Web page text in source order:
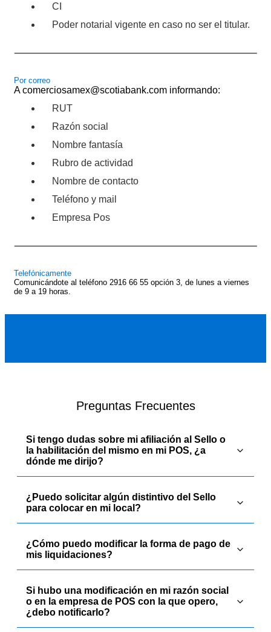
CI
Poder notarial vigente en caso no ser el titular.
Por correo
A comerciosamex@scotiabank.com informando:
RUT
Razón social
Nombre fantasía
Rubro de actividad
Nombre de contacto
Teléfono y mail
Empresa Pos
Telefónicamente
Comunicándote al teléfono 2916 66 55 opción 3, de lunes a viernes
de 9 a 19 horas.
Preguntas Frecuentes
Si tengo dudas sobre mi afiliación al Sello o
la habilitación del mismo en mi POS, ¿a
dónde me dirijo?
¿Puedo solicitar algún distintivo del Sello
para colocar en mi local?
¿Cómo puedo modificar la forma de pago de
mis liquidaciones?
Si hubo una modificación en mi razón social
o en la empresa de POS con la que opero,
¿debo notificarlo?